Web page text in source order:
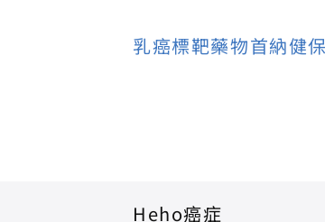
乳癌標靶藥物首納健
Heho癌症